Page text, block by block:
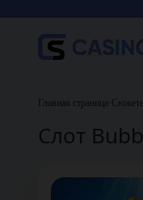
Главная страница
Слот